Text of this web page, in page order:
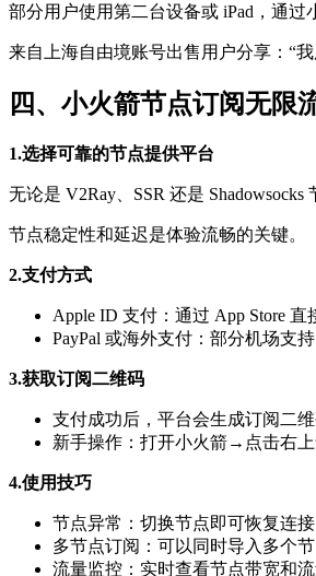
部分用户使用第二台设备或 iPad，通过
来自上海自由境账号出售用户分享：“
四、小火箭节点订阅无限
1.选择可靠的节点提供平台
无论是 V2Ray、SSR 还是
节点稳定性和延迟是体验流畅的关键。
2.支付方式
Apple ID 支付：通过 App Store
PayPal 或海外支付：部分机场支
3.获取订阅二维码
支付成功后，平台会生成订阅二
新手操作：打开小火箭→点击右
4.使用技巧
节点异常：切换节点即可恢复连接
多节点订阅：可以同时导入多个
流量监控：实时查看节点带宽和